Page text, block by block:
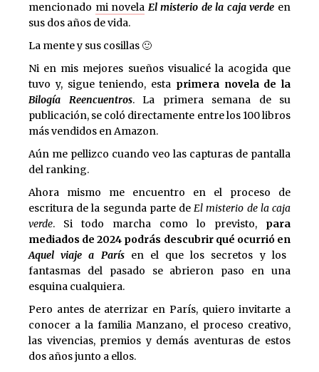
mencionado mi novela El misterio de la caja verde en
sus dos años de vida.
La mente y sus cosillas 🙂
Ni en mis mejores sueños visualicé la acogida que
tuvo y, sigue teniendo, esta primera novela de la
Bilogía Reencuentros. La primera semana de su
publicación, se coló directamente entre los 100 libros
más vendidos en Amazon.
Aún me pellizco cuando veo las capturas de pantalla
del ranking.
Ahora mismo me encuentro en el proceso de
escritura de la segunda parte deEl misterio de la caja
verde. Si todo marcha como lo previsto, para
mediados de 2024 podrás descubrir qué ocurrió en
Aquel viaje a París en el que los secretos y los
fantasmas del pasado se abrieron paso en una
esquina cualquiera.
Pero antes de aterrizar en París, quiero invitarte a
conocer a la familia Manzano, el proceso creativo,
las vivencias, premios y demás aventuras de estos
dos años junto a ellos.